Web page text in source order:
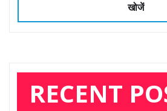
खोजें
RECENT